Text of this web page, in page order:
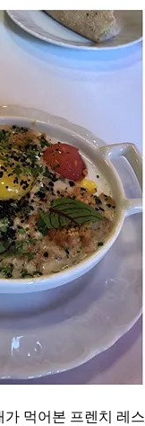
SSL
인
증
서
기”
먹어본 프렌치 레